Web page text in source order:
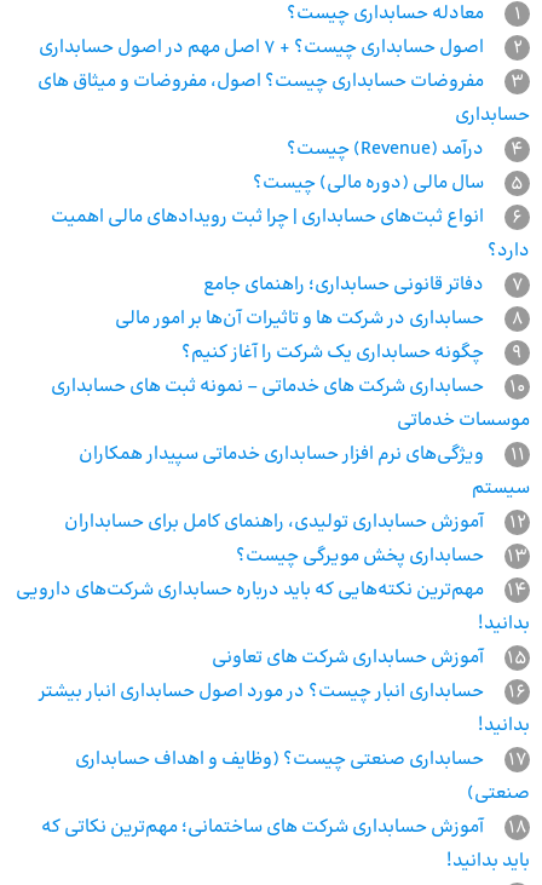
1
معادله حسابداری چیست؟
2
اصول حسابداری چیست؟ + 7 اصل مهم در اصول حسابداری
3
مفروضات حسابداری چیست؟ اصول، مفروضات و میثاق های
حسابداری
4
درآمد (Revenue) چیست؟
5
سال مالی (دوره مالی) چیست؟
6
انواع ثبت‌های حسابداری | چرا ثبت رویدادهای مالی اهمیت
دارد؟
7
دفاتر قانونی حسابداری؛ راهنمای جامع
8
حسابداری در شرکت ها و تاثیرات آن‌ها بر امور مالی
9
چگونه حسابداری یک شرکت را آغاز کنیم؟
10
حسابداری شرکت های خدماتی – نمونه ثبت های حسابداری
موسسات خدماتی
11
ویژگی‌های نرم افزار حسابداری خدماتی سپیدار همکاران
سیستم
12
آموزش حسابداری تولیدی، راهنمای کامل برای حسابداران
13
حسابداری پخش مویرگی چیست؟
14
مهم‌ترین نکته‌هایی که باید درباره حسابداری شرکت‌های دارویی
بدانید!
15
آموزش حسابداری شرکت های تعاونی
16
حسابداری انبار چیست؟ در مورد اصول حسابداری انبار بیشتر
بدانید!
17
حسابداری صنعتی چیست؟ (وظایف و اهداف حسابداری
صنعتی)
18
آموزش حسابداری شرکت های ساختمانی؛ مهم‌ترین نکاتی که
باید بدانید!